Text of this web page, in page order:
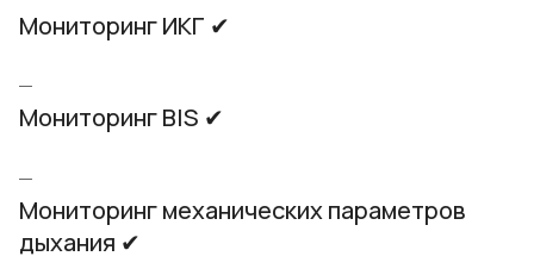
Мониторинг ИКГ ✔
Мониторинг BIS ✔
Мониторинг механических параметров
дыхания ✔